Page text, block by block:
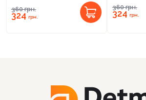
360грн.
324грн.
360грн.
324грн.
Продовжити покупки